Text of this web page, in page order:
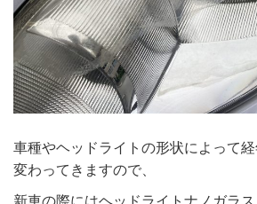
車種やヘッドライトの形状によって
変わってきますので、
新車の際にはヘッドライトナノガラ